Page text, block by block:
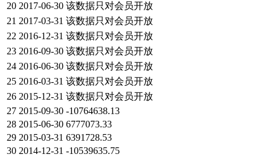
20 2017-06-30 该数据只对会员开放
21 2017-03-31 该数据只对会员开放
22 2016-12-31 该数据只对会员开放
23 2016-09-30 该数据只对会员开放
24 2016-06-30 该数据只对会员开放
25 2016-03-31 该数据只对会员开放
26 2015-12-31 该数据只对会员开放
27 2015-09-30 -10764638.13
28 2015-06-30 6777073.33
29 2015-03-31 6391728.53
30 2014-12-31 -10539635.75